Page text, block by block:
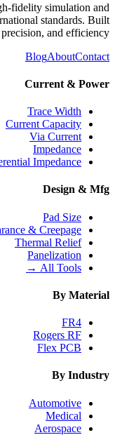
fidelity simulation and
standards. Built
and efficiency.
BlogAboutContact
Current & Power
Trace Width
Current Capacity
Via Current
Impedance
Impedance
Design & Mfg
Pad Size
& Creepage
Thermal Relief
Panelization
All Tools →
By Material
FR4
Rogers RF
Flex PCB
By Industry
Automotive
Medical
Aerospace